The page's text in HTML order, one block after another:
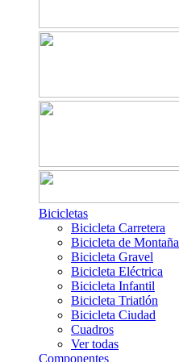
Bicicletas
Bicicleta Carretera
Bicicleta de Montaña
Bicicleta Gravel
Bicicleta Eléctrica
Bicicleta Infantil
Bicicleta Triatlón
Bicicleta Ciudad
Cuadros
Ver todas
Componentes